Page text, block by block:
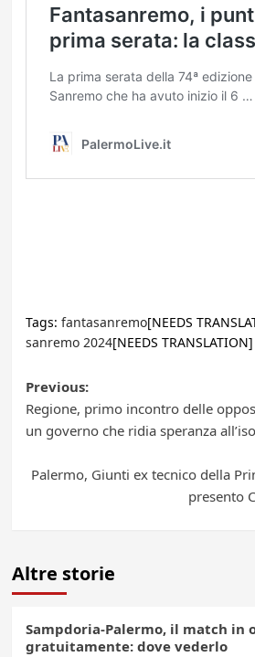
Tags: fantasanremo[NEEDS
sanremo 2024[NEEDS
Post
navigation
Previous:
Regione, primo incontro delle
un governo che ridia speranza
Palermo, Giunti ex tecnico della
presento
Altre storie
Sampdoria-Palermo, il match in
gratuitamente: dove vederlo